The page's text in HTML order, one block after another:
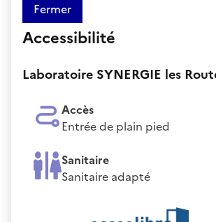
Fermer
Accessibilité
Laboratoire SYNERGIE les
Accès
Entrée de plain pied
Sanitaire
Sanitaire adapté